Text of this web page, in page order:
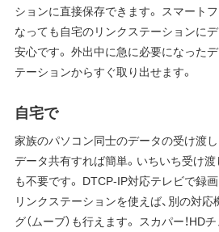
ションに直接保存できます。 スマート
なっても自宅のリンクステーションに
安心です。 外出中に急に必要になった
テーションからすぐ取り出せます。
自宅で
家族のパソコン同士のデータの受け渡
データ共有すれば簡単。いちいち受け
も不要です。 DTCP-IP対応テレビで録
リンクステーションを使えば、別の対
グ（ムーブ）も行えます。 スカパー！HD